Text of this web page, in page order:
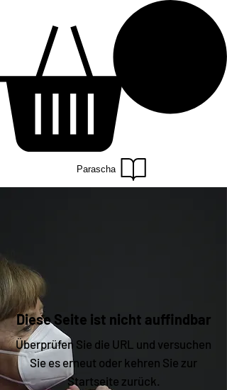
Parascha
Diese Seite ist nicht auffindbar
Überprüfen Sie die URL und versuchen
Sie es erneut oder kehren Sie zur
Startseite zurück.